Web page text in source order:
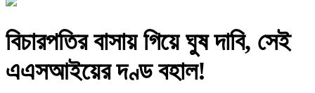
বিচারপতির বাসায় গিয়ে ঘুষ দাবি, সেই
এএসআইয়ের দণ্ড বহাল!